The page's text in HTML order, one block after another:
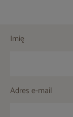
Imię
Adres e-mail